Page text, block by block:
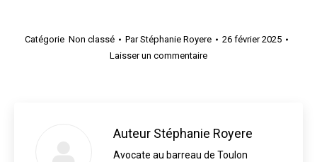
Catégorie Non classé ParStéphanie Royere
26 février 2025
Laisser un commentaire
Auteur Stéphanie Royere
Avocate au barreau de Toulon